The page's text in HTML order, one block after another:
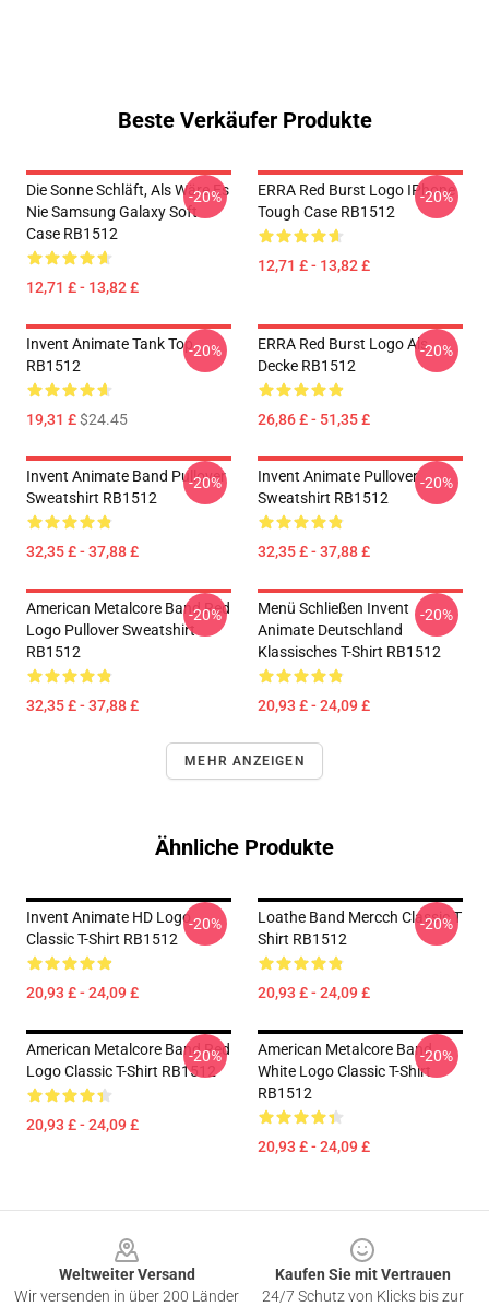
Beste Verkäufer Produkte
Die Sonne Schläft, Als Wäre Es
Nie Samsung Galaxy Soft
Case RB1512
12,71 £ - 13,82 £
-20%
ERRA Red Burst Logo IPhone
Tough Case RB1512
12,71 £ - 13,82 £
-20%
Invent Animate Tank Top
RB1512
19,31 £$24.45
-20%
ERRA Red Burst Logo Als
Decke RB1512
26,86 £ - 51,35 £
-20%
Invent Animate Band Pullover
Sweatshirt RB1512
32,35 £ - 37,88 £
-20%
Invent Animate Pullover
Sweatshirt RB1512
32,35 £ - 37,88 £
-20%
American Metalcore Band Red
Logo Pullover Sweatshirt
RB1512
32,35 £ - 37,88 £
-20%
Menü Schließen Invent
Animate Deutschland
Klassisches T-Shirt RB1512
20,93 £ - 24,09 £
-20%
MEHR ANZEIGEN
Ähnliche Produkte
Invent Animate HD Logo
Classic T-Shirt RB1512
20,93 £ - 24,09 £
-20%
Loathe Band Mercch Classic T
Shirt RB1512
20,93 £ - 24,09 £
-20%
American Metalcore Band Red
Logo Classic T-Shirt RB1512
20,93 £ - 24,09 £
-20%
American Metalcore Band
White Logo Classic T-Shirt
RB1512
20,93 £ - 24,09 £
-20%
Weltweiter Versand
Wir versenden in über 200 Länder
Kaufen Sie mit Vertrauen
24/7 Schutz von Klicks bis zur